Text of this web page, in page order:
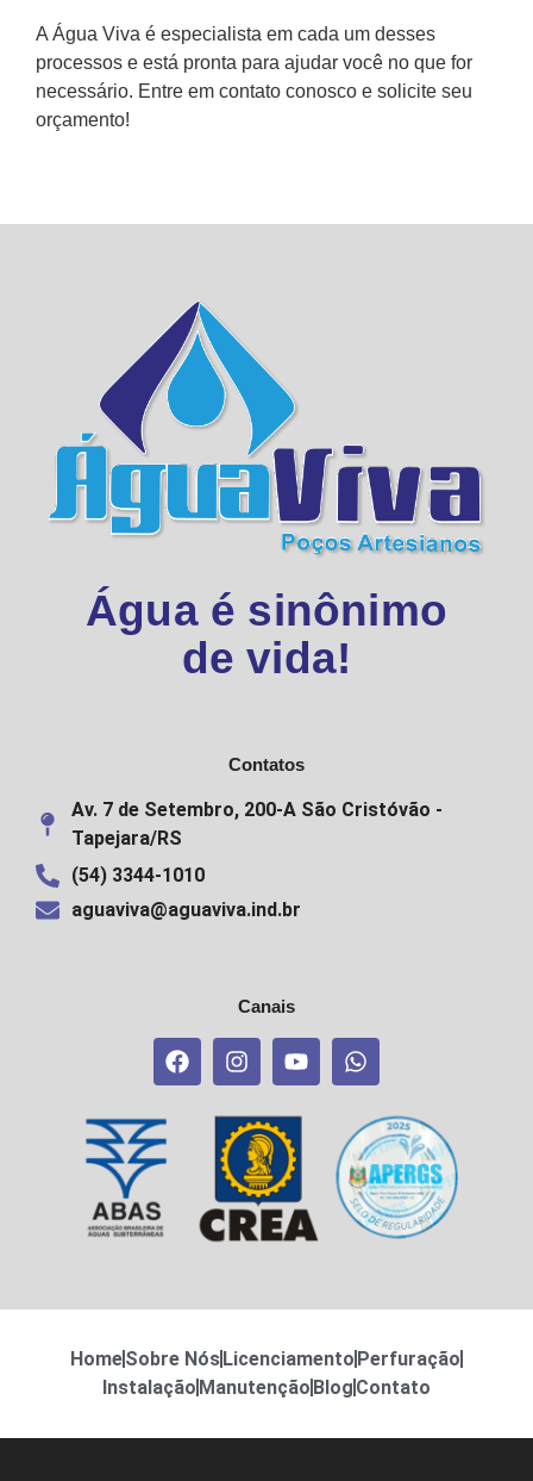
A Água Viva é especialista em cada um desses
processos e está pronta para ajudar você no que for
necessário. Entre em contato conosco e solicite seu
orçamento!
Água é sinônimo
de vida!
Contatos
Av. 7 de Setembro, 200-A São Cristóvão -
Tapejara/RS
(54) 3344-1010
aguaviva@aguaviva.ind.br
Canais
HomeSobre NósLicenciamento Perfuração
Instalação Manutenção Blog Contato